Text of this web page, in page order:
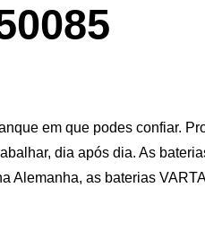
em que podes confiar.
dia após dia. As
Alemanha, as baterias